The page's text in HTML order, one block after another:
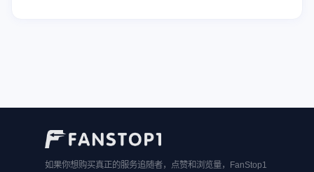
如果你想购买真正的服务追随者，点赞和浏览量，FanStop1